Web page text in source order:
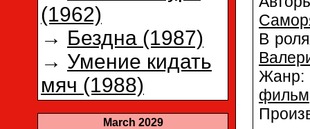
(1962)
→ Бездна (1987)
→ Умение кидать
мяч (1988)
March 2029
В
фильм